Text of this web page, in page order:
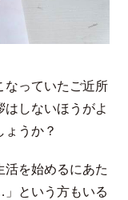
なっていたご近所
しないほうがよ
うか？
活を始めるにあた
という方もいる